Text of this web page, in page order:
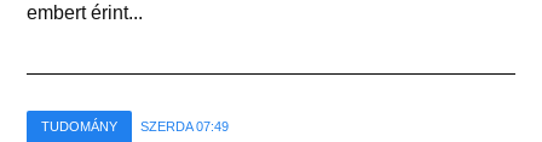
embert érint...
TUDOMÁNY SZERDA 07:49